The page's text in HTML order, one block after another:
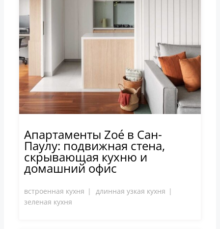
Апартаменты Zoé в Сан-
Паулу: подвижная стена,
скрывающая кухню и
домашний офис
встроенная кухня
длинная узкая кухня
зеленая кухня